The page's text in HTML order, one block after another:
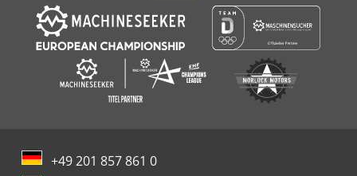
+49 201 857 861 0